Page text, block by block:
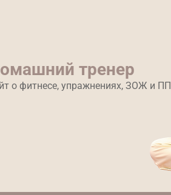
тренер
о фитнесе, упражнениях, ЗОЖ и ПП